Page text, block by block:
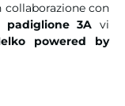
collaborazione con
3A vi
powered by